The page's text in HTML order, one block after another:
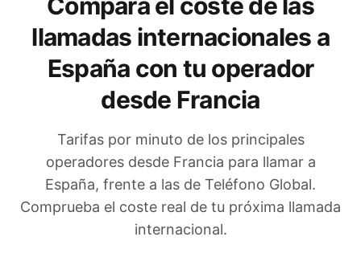
llamadas internacionales a
España con tu operador
desde Francia
Tarifas por minuto de los principales
operadores desde Francia para llamar a
España, frente a las de Teléfono Global.
Comprueba el coste real de tu próxima llamada
internacional.